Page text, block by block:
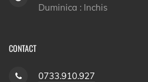
Duminica : Inchis
CONTACT
0733.910.927